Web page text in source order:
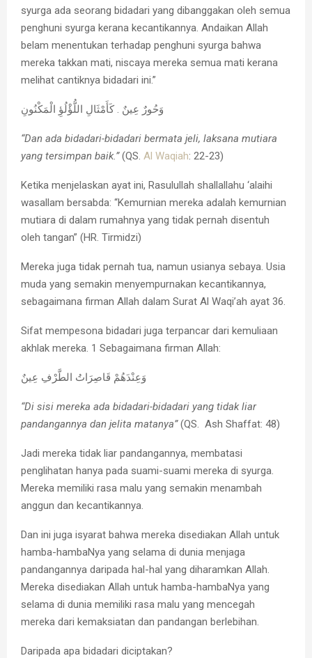
syurga ada seorang bidadari yang dibanggakan oleh semua
penghuni syurga kerana kecantikannya. Andaikan Allah
belam menentukan terhadap penghuni syurga bahwa
mereka takkan mati, niscaya mereka semua mati kerana
melihat cantiknya bidadari ini.”
وَحُورٌ عِينٌ . كَأَمْثَالِ اللُّؤْلُؤِ الْمَكْنُونِ
“Dan ada bidadari-bidadari bermata jeli, laksana mutiara
yang tersimpan baik.”(QS. Al Waqiah: 22-23)
Ketika menjelaskan ayat ini, Rasulullah shallallahu ‘alaihi
wasallam bersabda: “Kemurnian mereka adalah kemurnian
mutiara di dalam rumahnya yang tidak pernah disentuh
oleh tangan” (HR. Tirmidzi)
Mereka juga tidak pernah tua, namun usianya sebaya. Usia
muda yang semakin menyempurnakan kecantikannya,
sebagaimana firman Allah dalam Surat Al Waqi’ah ayat 36.
Sifat mempesona bidadari juga terpancar dari kemuliaan
akhlak mereka. 1 Sebagaimana firman Allah:
وَعِنْدَهُمْ قَاصِرَاتُ الطَّرْفِ عِينٌ
“Di sisi mereka ada bidadari-bidadari yang tidak liar
pandangannya dan jelita matanya”(QS. Ash Shaffat: 48)
Jadi mereka tidak liar pandangannya, membatasi
penglihatan hanya pada suami-suami mereka di syurga.
Mereka memiliki rasa malu yang semakin menambah
anggun dan kecantikannya.
Dan ini juga isyarat bahwa mereka disediakan Allah untuk
hamba-hambaNya yang selama di dunia menjaga
pandangannya daripada hal-hal yang diharamkan Allah.
Mereka disediakan Allah untuk hamba-hambaNya yang
selama di dunia memiliki rasa malu yang mencegah
mereka dari kemaksiatan dan pandangan berlebihan.
Daripada apa bidadari diciptakan?